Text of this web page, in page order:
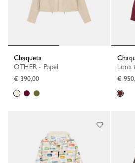
Chaqueta
OTHER - Papel
€ 390,00
Lona
€